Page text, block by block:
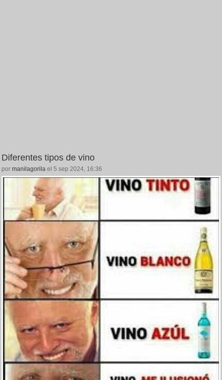
Diferentes tipos de vino
por manilagorila el 5 sep 2024, 16:36